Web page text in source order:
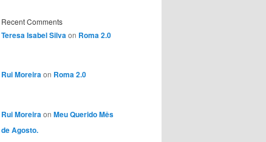
Recent Comments
Teresa Isabel Silvaon Roma 2.0
Rui Moreiraon Roma 2.0
Rui Moreiraon Meu Querido Mês
de Agosto.